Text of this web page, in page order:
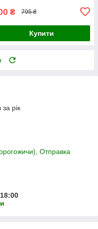
₴ 795 ₴
Купити
рік
Отправка